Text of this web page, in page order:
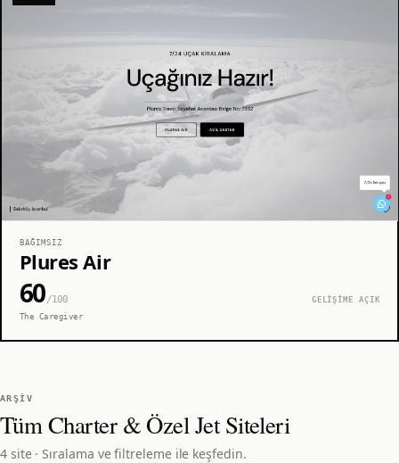
BAĞIMSIZ
Plures Air
60/100
GELİŞİME AÇIK
The Caregiver
ARŞIV
TümCharter & Özel JetSiteleri
4 site · Sıralama ve filtreleme ile keşfedin.